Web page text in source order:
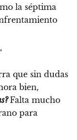
la séptima
que sin dudas
bien,
Falta mucho
para